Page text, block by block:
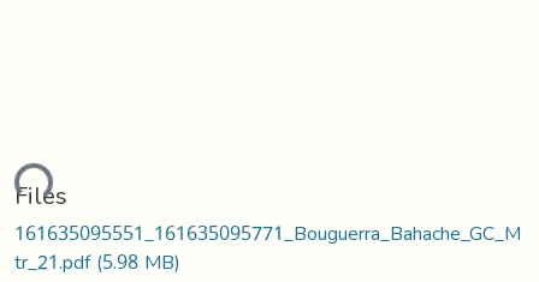
Files
161635095551_161635095771_Bouguerra_Bahache_GC_M
tr_21.pdf(5.98 MB)